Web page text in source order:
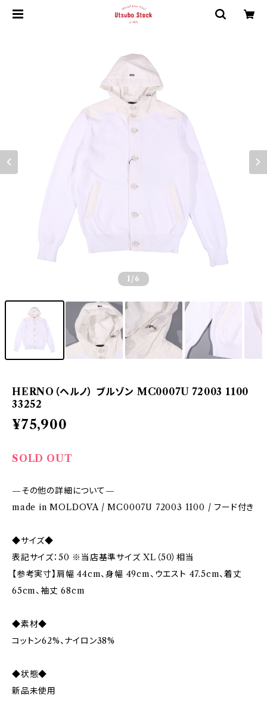
1 /6
HERNO（ヘルノ） ブルゾン MC0007U 72003 1100
33252
¥75,900
SOLD OUT
—その他の詳細について—
made in MOLDOVA / MC0007U 72003 1100 / フード付き
◆サイズ◆
表記サイズ：50 ※当店基準サイズ XL（50）相当
【参考実寸】肩幅 44cm、身幅 49cm、ウエスト 47.5cm、着丈
65cm、袖丈 68cm
◆素材◆
コットン62%、ナイロン38%
◆状態◆
新品未使用